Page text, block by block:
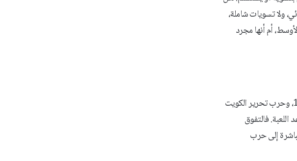
ولا تسويات شاملة،
أم أنها مجرد
في القرن العشرين، كان مفهوم النصر يُقاس عادة باحتلال الأرض أو إسقاط النظام السياسي، مثل حروب 1967 و1973، وحرب تحرير الكويت
فالتفوق
إلى حرب